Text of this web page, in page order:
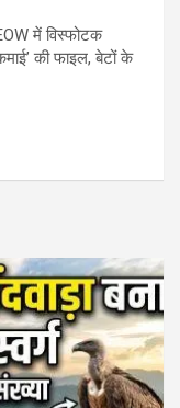
में विस्फोटक
की फाइल, बेटों के